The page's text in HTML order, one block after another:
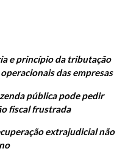
e princípio da tributação
das empresas
pública pode pedir
fiscal frustrada
extrajudicial não